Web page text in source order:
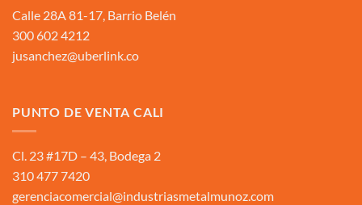
Calle 28A 81-17, Barrio Belén
300 602 4212
jusanchez@uberlink.co
PUNTO DE VENTA CALI
Cl. 23 #17D – 43, Bodega 2
310 477 7420
gerenciacomercial@industriasmetalmunoz.com